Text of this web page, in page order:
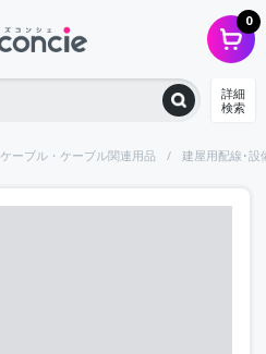
0
詳細
検索
ケーブル・ケーブル関連用品 建屋用配線･設